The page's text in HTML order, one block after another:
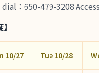
：650-479-3208
10/27 Tue 10/28